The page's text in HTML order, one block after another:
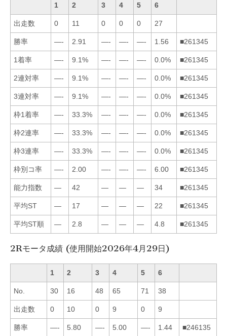
1 2 3 4 5 6
出走数 0 11 0 0 0 27
勝率 —- 2.91 —- —- —- 1.56 ■261345
1着率 —- 9.1% —- —- —- 0.0% ■261345
2連対率 —- 9.1% —- —- —- 0.0% ■261345
3連対率 —- 9.1% —- —- —- 0.0% ■261345
枠1着率 —- 33.3% —- —- —- 0.0% ■261345
枠2連率 —- 33.3% —- —- —- 0.0% ■261345
枠3連率 —- 33.3% —- —- —- 0.0% ■261345
枠別コ率 —- 2.00 —- —- —- 6.00 ■261345
能力指数 — 42 — — — 34 ■261345
平均ST — 17 — — — 22 ■261345
平均ST順 — 2.8 — — — 4.8 ■261345
2Rモータ成績 (使用開始2026年4月29日)
1 2 3 4 5 6
No. 30 16 48 65 71 38
出走数 0 10 0 9 0 9
勝率 —- 5.80 —- 5.00 —- 1.44 ■246135